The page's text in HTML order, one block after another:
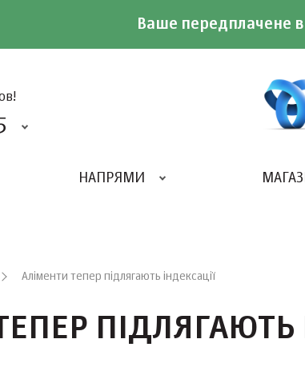
Ваше передплачене
НАПРЯМИ
Аліменти тепер підлягають індексації
ПІДЛЯГАЮТЬ